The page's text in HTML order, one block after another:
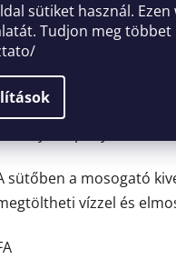
sütiket használ.
Tudjon meg többet
KIEGÉSZÍTŐK A
merőkanál, spagetti
sütőben a mosogató
vízzel és